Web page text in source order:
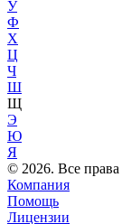
У
Ф
Х
Ц
Ч
Ш
Щ
Э
Ю
Я
© 2026. Все
Компания
Помощь
Лицензии